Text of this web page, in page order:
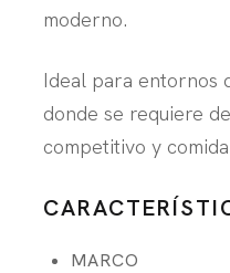
moderno.
Ideal para entornos
donde se requiere
competitivo y
MARCO